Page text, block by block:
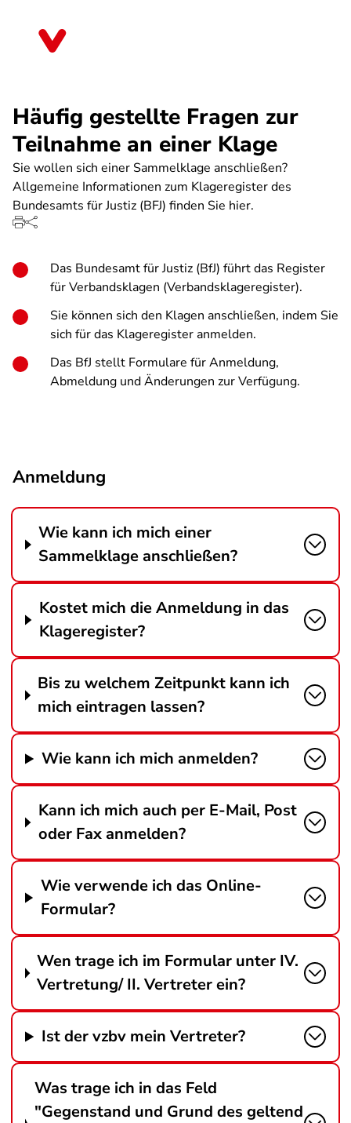
Häufig gestellte Fragen zur
Teilnahme an einer Klage
Sie wollen sich einer Sammelklage anschließen?
Allgemeine Informationen zum Klageregister des
Bundesamts für Justiz (BFJ) finden Sie hier.
Das Bundesamt für Justiz (BfJ) führt das Register
für Verbandsklagen (Verbandsklageregister).
Sie können sich den Klagen anschließen, indem Sie
sich für das Klageregister anmelden.
Das BfJ stellt Formulare für Anmeldung,
Abmeldung und Änderungen zur Verfügung.
Anmeldung
Wie kann ich mich einer
Sammelklage anschließen?
Kostet mich die Anmeldung in das
Klageregister?
Bis zu welchem Zeitpunkt kann ich
mich eintragen lassen?
Wie kann ich mich anmelden?
Kann ich mich auch per E-Mail, Post
oder Fax anmelden?
Wie verwende ich das Online-
Formular?
Wen trage ich im Formular unter IV.
Vertretung/ II. Vertreter ein?
Ist der vzbv mein Vertreter?
Was trage ich in das Feld
"Gegenstand und Grund des geltend